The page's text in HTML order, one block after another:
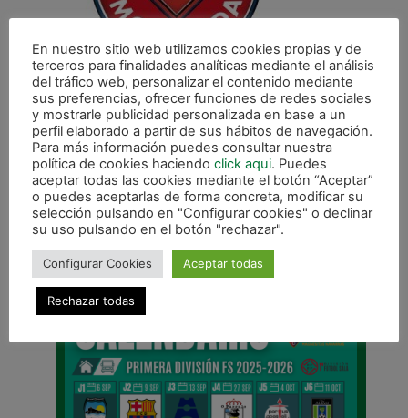
ANTERIOR
Montcada FS, rival en dieciseisavos de la Copa del Rey
CALENDARIO DE LIGA
En nuestro sitio web utilizamos cookies propias y de
terceros para finalidades analíticas mediante el análisis
del tráfico web, personalizar el contenido mediante
sus preferencias, ofrecer funciones de redes sociales
y mostrarle publicidad personalizada en base a un
perfil elaborado a partir de sus hábitos de navegación.
Para más información puedes consultar nuestra
política de cookies haciendo click aqui. Puedes
aceptar todas las cookies mediante el botón “Aceptar”
o puedes aceptarlas de forma concreta, modificar su
selección pulsando en "Configurar cookies" o declinar
su uso pulsando en el botón "rechazar".
Configurar Cookies Aceptar todas
Rechazar todas